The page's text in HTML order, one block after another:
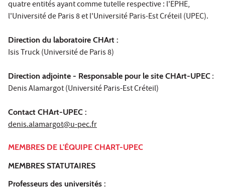
quatre entités ayant comme tutelle respective : l'EPHE,
l'Université de Paris 8 et l'Université Paris-Est Créteil (UPEC).
Direction du laboratoire CHArt :
Isis Truck (Université de Paris 8)
Direction adjointe - Responsable pour le site CHArt-UPEC :
Denis Alamargot (Université Paris-Est Créteil)
Contact CHArt-UPEC :
denis.alamargot@u-pec.fr
MEMBRES DE L'ÉQUIPE CHART-UPEC
MEMBRES STATUTAIRES
Professeurs des universités :